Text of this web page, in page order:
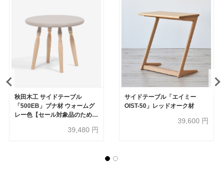
秋田木工 サイドテーブル
「500EB」ブナ材 ウォームグ
レー色【セール対象品のため
39,480 円
サイドテーブル「エイミー
OIST-50」レッドオーク材
39,600 円